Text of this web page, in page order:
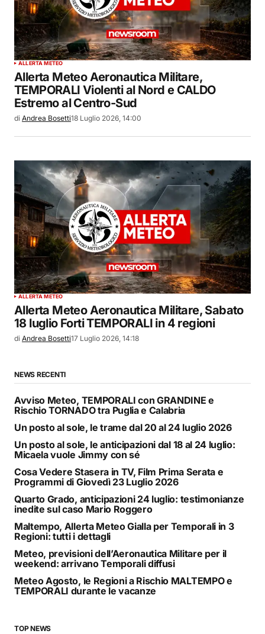
ALLERTA METEO
Allerta Meteo Aeronautica Militare,
TEMPORALI Violenti al Nord e CALDO
Estremo al Centro-Sud
di Andrea Bosetti18 Luglio 2026, 14:00
ALLERTA METEO
Allerta Meteo Aeronautica Militare, Sabato
18 luglio Forti TEMPORALI in 4 regioni
di Andrea Bosetti17 Luglio 2026, 14:18
NEWS RECENTI
Avviso Meteo, TEMPORALI con GRANDINE e
Rischio TORNADO tra Puglia e Calabria
Un posto al sole, le trame dal 20 al 24 luglio 2026
Un posto al sole, le anticipazioni dal 18 al 24 luglio:
Micaela vuole Jimmy con sé
Cosa Vedere Stasera in TV, Film Prima Serata e
Programmi di Giovedì 23 Luglio 2026
Quarto Grado, anticipazioni 24 luglio: testimonianze
inedite sul caso Mario Roggero
Maltempo, Allerta Meteo Gialla per Temporali in 3
Regioni: tutti i dettagli
Meteo, previsioni dell’Aeronautica Militare per il
weekend: arrivano Temporali diffusi
Meteo Agosto, le Regioni a Rischio MALTEMPO e
TEMPORALI durante le vacanze
TOP NEWS